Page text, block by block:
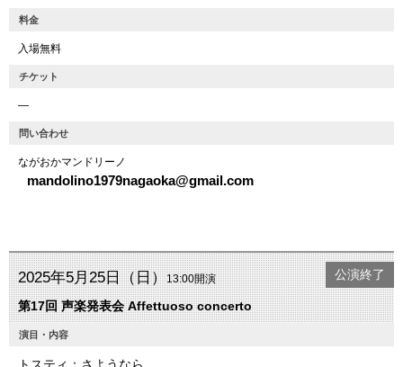
料金
入場無料
チケット
―
問い合わせ
ながおかマンドリーノ
mandolino1979nagaoka@gmail.com
2025年5月25日（日）13:00開演
第17回 声楽発表会 Affettuoso concerto
公演終了
演目・内容